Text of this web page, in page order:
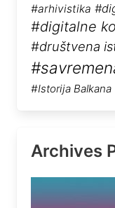
#arhivistika
#digitalne
#društvena
#Istorija Balkana
Archives